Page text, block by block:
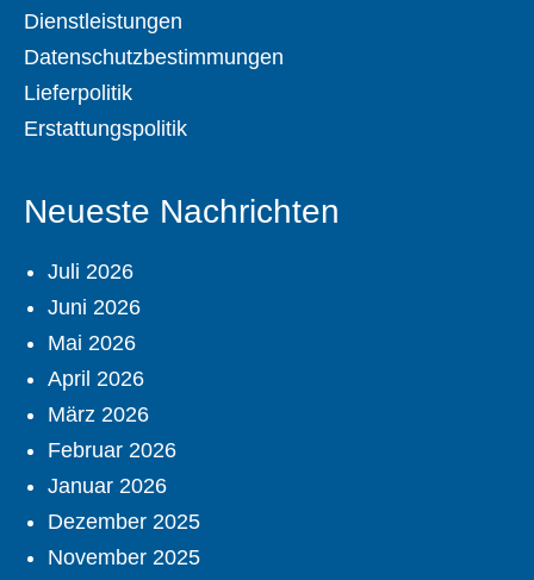
Dienstleistungen
Datenschutzbestimmungen
Lieferpolitik
Erstattungspolitik
Neueste Nachrichten
Juli 2026
Juni 2026
Mai 2026
April 2026
März 2026
Februar 2026
Januar 2026
Dezember 2025
November 2025